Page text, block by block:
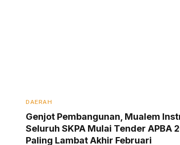
DAERAH
Genjot Pembangunan, Mualem
Seluruh SKPA Mulai Tender APBA
Paling Lambat Akhir Februari